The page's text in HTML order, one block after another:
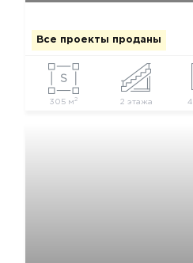
Все проекты проданы
305 м2 2 этажа